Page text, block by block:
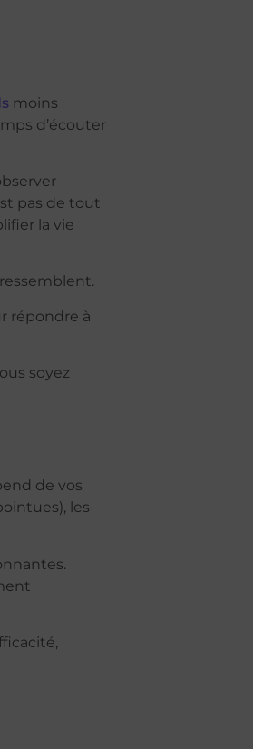
moins
d’écouter
pas de tout
la vie
répondre à
soyez
de vos
les